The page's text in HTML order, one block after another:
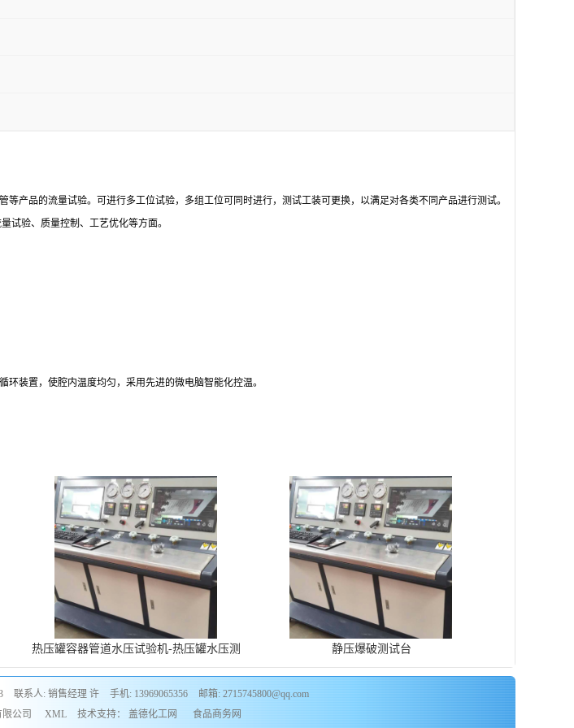
产品的流量试验。可进行多工位试验，多组工位可同时进行，测试工装可更换，以满足对各类不同产品进行测试。
试验、质量控制、工艺优化等方面。
装置，使腔内温度均匀，采用先进的微电脑智能化控温。
热压罐容器管道水压试验机-热压罐水压测
试系统
静压爆破测试台
联系人: 销售经理 许 手机: 13969065356
邮箱: 2715745800@qq.com
公司 XML 技术支持： 盖德化工网 食品商务网